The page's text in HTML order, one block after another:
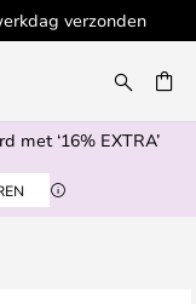
verzonden
met ‘16% EXTRA’